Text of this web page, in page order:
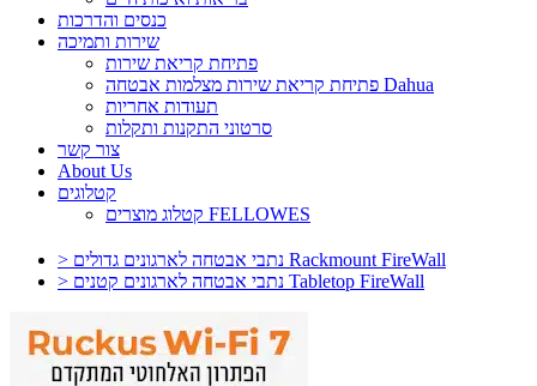
כנסים והדרכות
שירות ותמיכה
פתיחת קריאת שירות
פתיחת קריאת שירות מצלמות אבטחה Dahua
תעודות אחריות
סרטוני התקנות ותקלות
צור קשר
About Us
קטלוגים
קטלוג מוצרים FELLOWES
> נתבי אבטחה לארגונים גדולים Rackmount FireWall
> נתבי אבטחה לארגונים קטנים Tabletop FireWall